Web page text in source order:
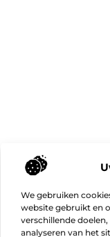
We gebruiken
website gebruikt en
verschillende
analyseren van het